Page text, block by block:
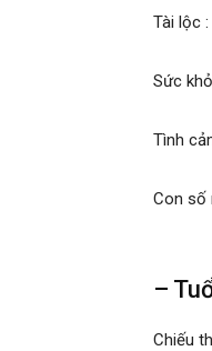
Tài lộc :
Sức
Tình
Con số
–
Chiếu